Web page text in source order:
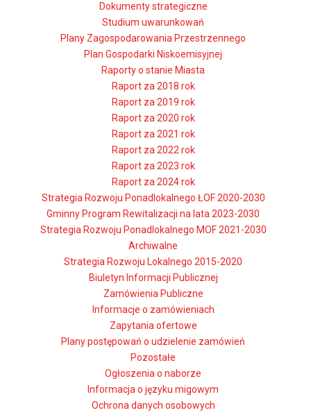
Dokumenty strategiczne
Studium uwarunkowań
Plany Zagospodarowania Przestrzennego
Plan Gospodarki Niskoemisyjnej
Raporty o stanie Miasta
Raport za 2018 rok
Raport za 2019 rok
Raport za 2020 rok
Raport za 2021 rok
Raport za 2022 rok
Raport za 2023 rok
Raport za 2024 rok
Strategia Rozwoju Ponadlokalnego ŁOF 2020-2030
Gminny Program Rewitalizacji na lata 2023-2030
Strategia Rozwoju Ponadlokalnego MOF 2021-2030
Archiwalne
Strategia Rozwoju Lokalnego 2015-2020
Biuletyn Informacji Publicznej
Zamówienia Publiczne
Informacje o zamówieniach
Zapytania ofertowe
Plany postępowań o udzielenie zamówień
Pozostałe
Ogłoszenia o naborze
Informacja o języku migowym
Ochrona danych osobowych